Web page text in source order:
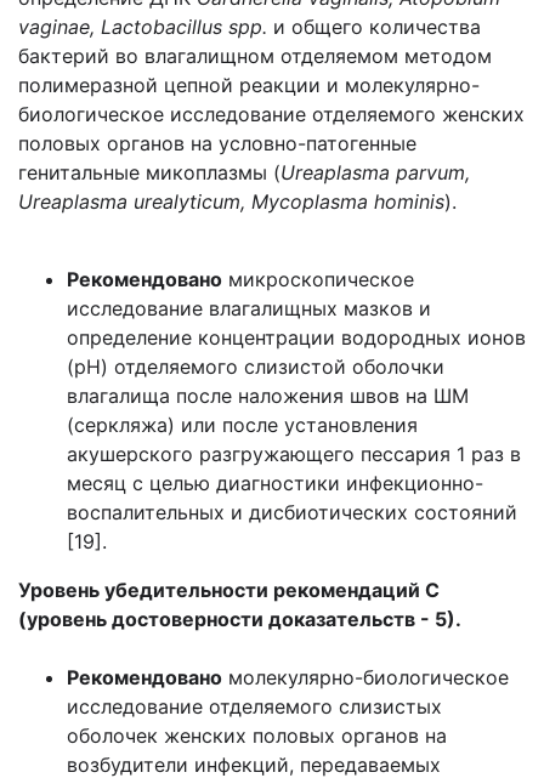
vaginae, Lactobacillus spp. и общего количества
бактерий во влагалищном отделяемом методом
полимеразной цепной реакции и молекулярно-
биологическое исследование отделяемого женских
половых органов на условно-патогенные
генитальные микоплазмы (Ureaplasma parvum,
Ureaplasma urealyticum, Mycoplasma hominis).
Рекомендовано микроскопическое
исследование влагалищных мазков и
определение концентрации водородных ионов
(рН) отделяемого слизистой оболочки
влагалища после наложения швов на ШМ
(серкляжа) или после установления
акушерского разгружающего пессария 1 раз в
месяц с целью диагностики инфекционно-
воспалительных и дисбиотических состояний
[19].
Уровень убедительности рекомендаций С
(уровень достоверности доказательств - 5).
Рекомендовано молекулярно-биологическое
исследование отделяемого слизистых
оболочек женских половых органов на
возбудители инфекций, передаваемых